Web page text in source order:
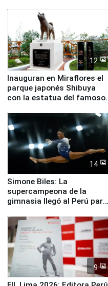
12
Inauguran en Miraflores el
parque japonés Shibuya
con la estatua del famoso
14
Simone Biles: La
supercampeona de la
gimnasia llegó al Perú para
Panamericanos Lima 2027
9